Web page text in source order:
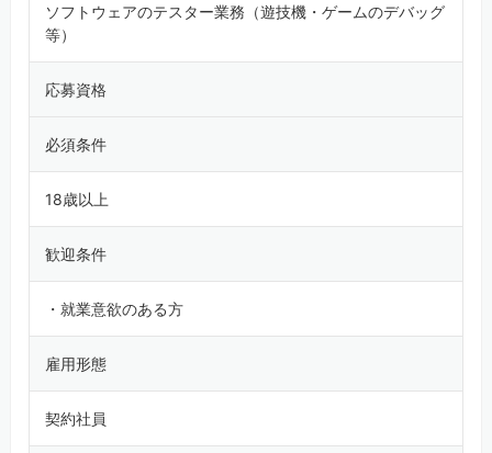
ソフトウェアのテスター業務（遊技機・ゲームのデバッグ
等）
応募資格
必須条件
18歳以上
歓迎条件
・就業意欲のある方
雇用形態
契約社員